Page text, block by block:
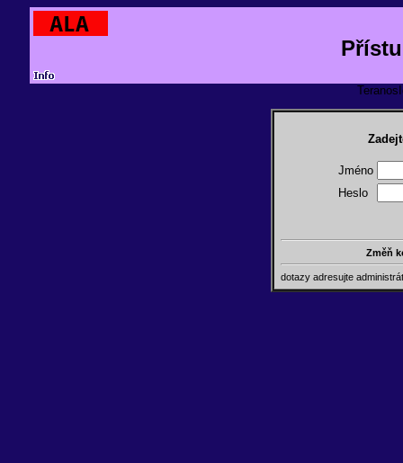
Jméno
Heslo
Změň
dotazy adresujte